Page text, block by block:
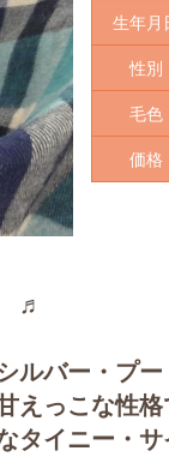
生年月
性別
毛色
価格
♬
バー・プー
っこな性
イニー・サ